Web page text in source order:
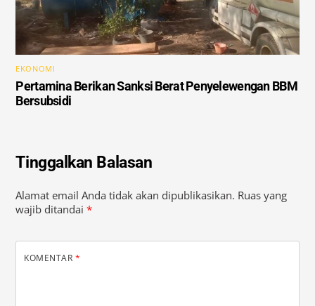
EKONOMI
Pertamina Berikan Sanksi Berat Penyelewengan BBM
Bersubsidi
Tinggalkan Balasan
Alamat email Anda tidak akan dipublikasikan. Ruas yang
wajib ditandai*
KOMENTAR *